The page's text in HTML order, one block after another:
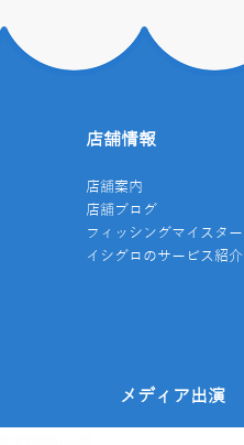
店舗情報
店舗案内
店舗ブログ
フィッシングマイスター
イシグロのサービス紹介
メディア出演